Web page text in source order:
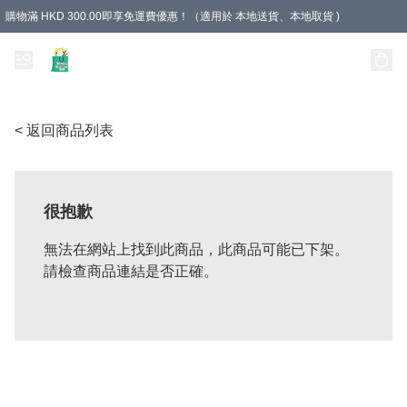
購物滿 HKD 300.00即享免運費優惠！（適用於 本地送貨、本地取貨 )
< 返回商品列表
很抱歉
無法在網站上找到此商品，此商品可能已下架。
請檢查商品連結是否正確。